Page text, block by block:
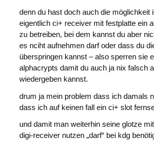
denn du hast doch auch die möglichkeit
eigentlich ci+ receiver mit festplatte ein
zu betreiben, bei dem kannst du aber
es nciht aufnehmen darf oder dass du
überspringen kannst – also sperren sie
alphacrypts damit du auch ja nix falsch
wiedergeben kannst.
drum ja mein problem dass ich damals
dass ich auf keinen fall ein ci+ slot
und damit man weiterhin seine glotze
digi-receiver nutzen „darf“ bei kdg